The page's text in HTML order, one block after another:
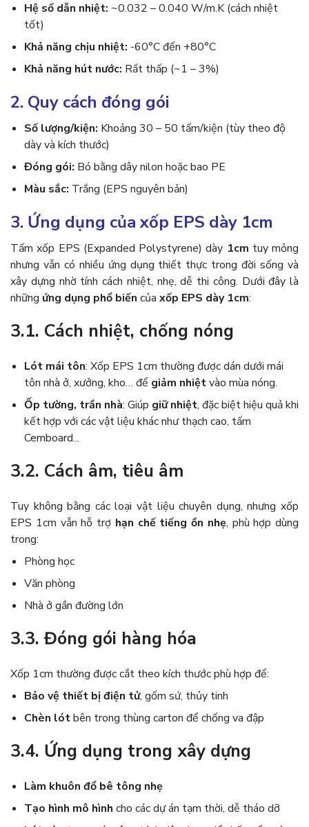
Hệ số dẫn nhiệt: ~0.032 – 0.040 W/m.K (cách nhiệt
tốt)
Khả năng chịu nhiệt: -60°C đến +80°C
Khả năng hút nước: Rất thấp (~1 – 3%)
2. Quy cách đóng gói
Số lượng/kiện: Khoảng 30 – 50 tấm/kiện (tùy theo độ
dày và kích thước)
Đóng gói: Bó bằng dây nilon hoặc bao PE
Màu sắc: Trắng (EPS nguyên bản)
3. Ứng dụng của xốp EPS dày 1cm
Tấm xốp EPS (Expanded Polystyrene) dày 1cm tuy mỏng
nhưng vẫn có nhiều ứng dụng thiết thực trong đời sống và
xây dựng nhờ tính cách nhiệt, nhẹ, dễ thi công. Dưới đây là
những ứng dụng phổ biến của xốp EPS dày 1cm:
3.1. Cách nhiệt, chống nóng
Lót mái tôn: Xốp EPS 1cm thường được dán dưới mái
tôn nhà ở, xưởng, kho… để giảm nhiệtvào mùa nóng.
Ốp tường, trần nhà: Giúp giữ nhiệt, đặc biệt hiệu quả khi
kết hợp với các vật liệu khác như thạch cao, tấm
Cemboard...
3.2. Cách âm, tiêu âm
Tuy không bằng các loại vật liệu chuyên dụng, nhưng xốp
EPS 1cm vẫn hỗ trợ hạn chế tiếng ồn nhẹ, phù hợp dùng
trong:
Phòng học
Văn phòng
Nhà ở gần đường lớn
3.3. Đóng gói hàng hóa
Xốp 1cm thường được cắt theo kích thước phù hợp để:
Bảo vệ thiết bị điện tử, gốm sứ, thủy tinh
Chèn lótbên trong thùng carton để chống va đập
3.4. Ứng dụng trong xây dựng
Làm khuôn đổ bê tông nhẹ
Tạo hình mô hình cho các dự án tạm thời, dễ tháo dỡ